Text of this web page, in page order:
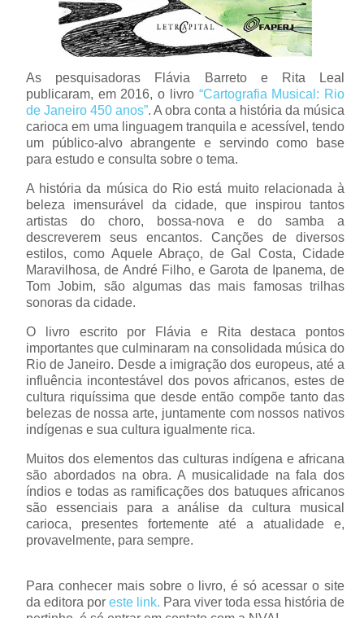
As pesquisadoras Flávia Barreto e Rita Leal
publicaram, em 2016, o livro “Cartografia Musical: Rio
de Janeiro 450 anos”. A obra conta a história da música
carioca em uma linguagem tranquila e acessível, tendo
um público-alvo abrangente e servindo como base
para estudo e consulta sobre o tema.
A história da música do Rio está muito relacionada à
beleza imensurável da cidade, que inspirou tantos
artistas do choro, bossa-nova e do samba a
descreverem seus encantos. Canções de diversos
estilos, como Aquele Abraço, de Gal Costa, Cidade
Maravilhosa, de André Filho, e Garota de Ipanema, de
Tom Jobim, são algumas das mais famosas trilhas
sonoras da cidade.
O livro escrito por Flávia e Rita destaca pontos
importantes que culminaram na consolidada música do
Rio de Janeiro. Desde a imigração dos europeus, até a
influência incontestável dos povos africanos, estes de
cultura riquíssima que desde então compõe tanto das
belezas de nossa arte, juntamente com nossos nativos
indígenas e sua cultura igualmente rica.
Muitos dos elementos das culturas indígena e africana
são abordados na obra. A musicalidade na fala dos
índios e todas as ramificações dos batuques africanos
são essenciais para a análise da cultura musical
carioca, presentes fortemente até a atualidade e,
provavelmente, para sempre.
Para conhecer mais sobre o livro, é só acessar o site
da editora por este link. Para viver toda essa história de